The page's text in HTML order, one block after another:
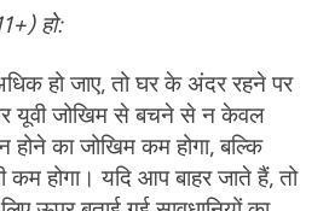
हो:
हो जाए, तो घर के अंदर रहने पर
यूवी जोखिम से बचने से न केवल
का जोखिम कम होगा, बल्कि
कम होगा। यदि आप बाहर जाते हैं, तो